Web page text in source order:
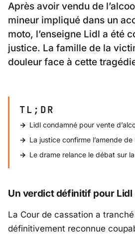
Après avoir vendu de
mineur impliqué dans un
moto, l’enseigne Lidl a été
justice. La famille de la
douleur face à cette
TL;DR
Lidl condamné pour vente
La justice confirme l’amende
Le drame relance le débat sur
Un verdict définitif pour Lidl
La Cour de cassation a
définitivement reconnue